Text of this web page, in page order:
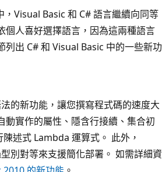
Visual Basic 和 C# 語言繼續向同等
個人喜好選擇語言，因為這兩種語言
列出 C# 和 Visual Basic 中的一些新功
的新功能，讓您撰寫程式碼的速度大
動實作的屬性、隱含行接續、集合初
述式 Lambda 運算式。 此外，
別對等來支援簡化部署。 如需詳細資